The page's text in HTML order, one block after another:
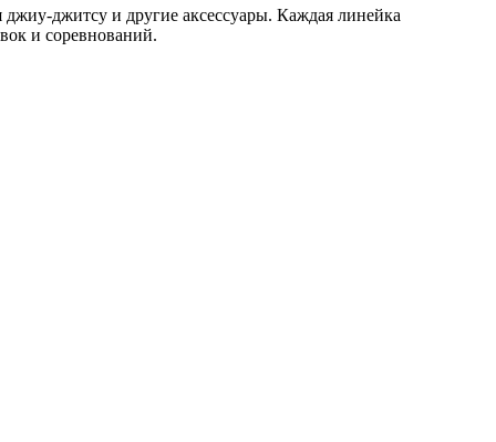
джиу-джитсу и другие аксессуары. Каждая линейка
и соревнований.